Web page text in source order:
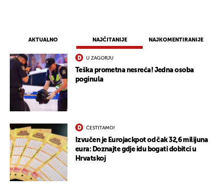
AKTUALNO NAJČITANIJE NAJKOMENTIRANIJE
U ZAGORJU
Teška prometna nesreća! Jedna osoba
poginula
ČESTITAMO!
Izvučen je Eurojackpot od čak 32,6 milijuna
eura: Doznajte gdje idu bogati dobitci u
Hrvatskoj